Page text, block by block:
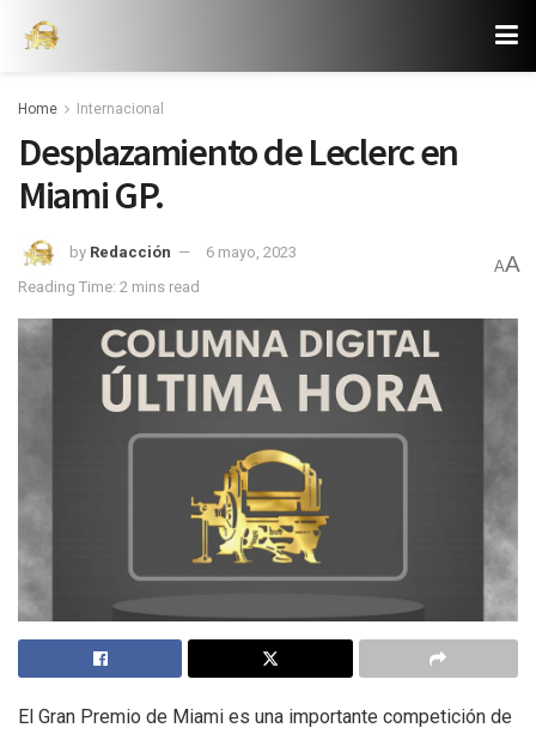
Home Internacional
Desplazamiento de Leclerc en
Miami GP.
by Redacción
6 mayo, 2023
Reading Time: 2 mins read
AA
El Gran Premio de Miami es una importante competición de